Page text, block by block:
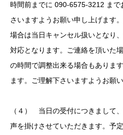
時間前までに 090-6575-3212 ま
さいますようお願い申し上げます
場合は当日キャンセル扱いとなり
対応となります。ご連絡を頂いた
の時間で調整出来る場合もありま
ます。ご理解下さいますようお願い
（４） 当日の受付につきまして
声を掛けさせていただきます。予